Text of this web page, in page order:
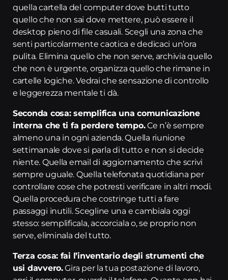
quella cartella del computer dove butti tutto
quello che non sai dove mettere, può essere il
desktop pieno di file casuali. Scegli una zona che
senti particolarmente caotica e dedicaci un’ora
pulita. Elimina quello che non serve, archivia quello
che non è urgente, organizza quello che rimane in
cartelle logiche. Vedrai che sensazione di controllo
e leggerezza mentale ti dà.
Seconda cosa: semplifica una comunicazione
interna che ti fa perdere tempo.Ce n’è sempre
almeno una in ogni azienda. Quella riunione
settimanale dove si parla di tutto e non si decide
niente. Quella email di aggiornamento che scrivi
sempre uguale. Quella telefonata quotidiana per
controllare cose che potresti verificare in altri modi.
Quella procedura che costringe tutti a fare
passaggi inutili. Scegline una e cambiala oggi
stesso: semplificala, accorciala o, se proprio non
serve, eliminala del tutto.
Terza cosa: fai l’inventario degli strumenti che
usi davvero.Gira per la tua postazione di lavoro,